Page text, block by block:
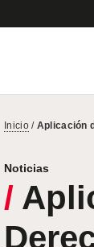
Inicio/ Aplicación
Noticias
/